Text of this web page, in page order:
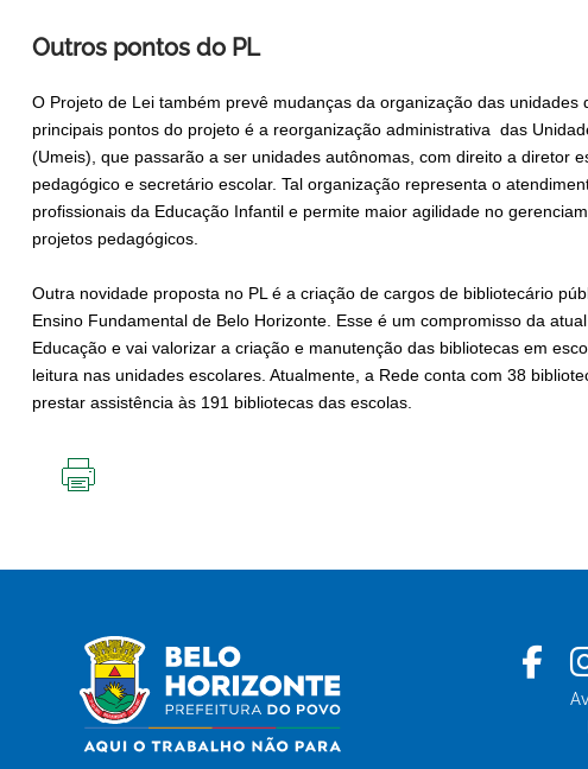
Outros pontos do PL
O Projeto de Lei também prevê mudanças da organização das
principais pontos do projeto é a reorganização administrativa das
(Umeis), que passarão a ser unidades autônomas, com direito a diretor
pedagógico e secretário escolar. Tal organização representa o
profissionais da Educação Infantil e permite maior agilidade no
projetos pedagógicos.
Outra novidade proposta no PL é a criação de cargos de bibliotecário
Ensino Fundamental de Belo Horizonte. Esse é um compromisso da
Educação e vai valorizar a criação e manutenção das bibliotecas em
leitura nas unidades escolares. Atualmente, a Rede conta com 38
prestar assistência às 191 bibliotecas das escolas.